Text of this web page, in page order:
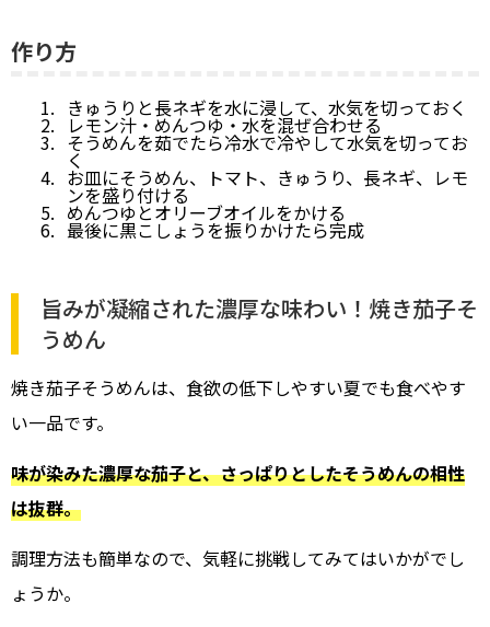
作り方
きゅうりと長ネギを水に浸して、水気を切っておく
レモン汁・めんつゆ・水を混ぜ合わせる
そうめんを茹でたら冷水で冷やして水気を切ってお
く
お皿にそうめん、トマト、きゅうり、長ネギ、レモ
ンを盛り付ける
めんつゆとオリーブオイルをかける
最後に黒こしょうを振りかけたら完成
旨みが凝縮された濃厚な味わい！焼き茄子そ
うめん
焼き茄子そうめんは、食欲の低下しやすい夏でも食べやす
い一品です。
味が染みた濃厚な茄子と、さっぱりとしたそうめんの相性
は抜群。
調理方法も簡単なので、気軽に挑戦してみてはいかがでし
ょうか。